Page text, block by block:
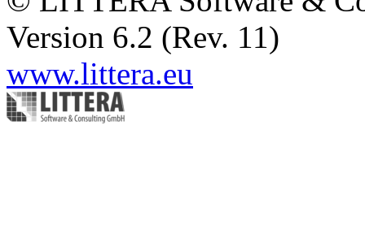
Version 6.2 (Rev. 11)
www.littera.eu